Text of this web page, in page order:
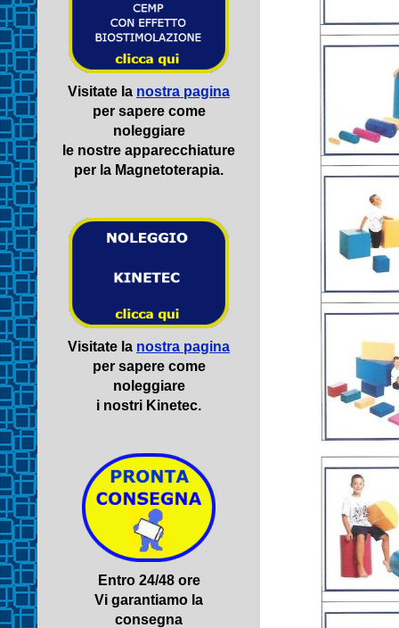
Visitate la nostra pagina
per sapere come
noleggiare
le nostre apparecchiature
per la Magnetoterapia.
Visitate la nostra pagina
per sapere come
noleggiare
i nostri Kinetec.
Entro 24/48 ore
Vi garantiamo la
consegna